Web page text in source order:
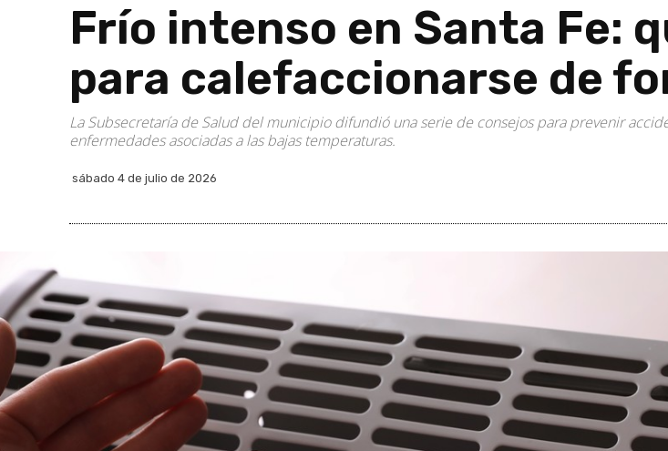
Frío intenso en Santa Fe:
para calefaccionarse de
La Subsecretaría de Salud del municipio difundió una serie de consejos para prevenir
enfermedades asociadas a las bajas temperaturas.
sábado 4 de julio de 2026